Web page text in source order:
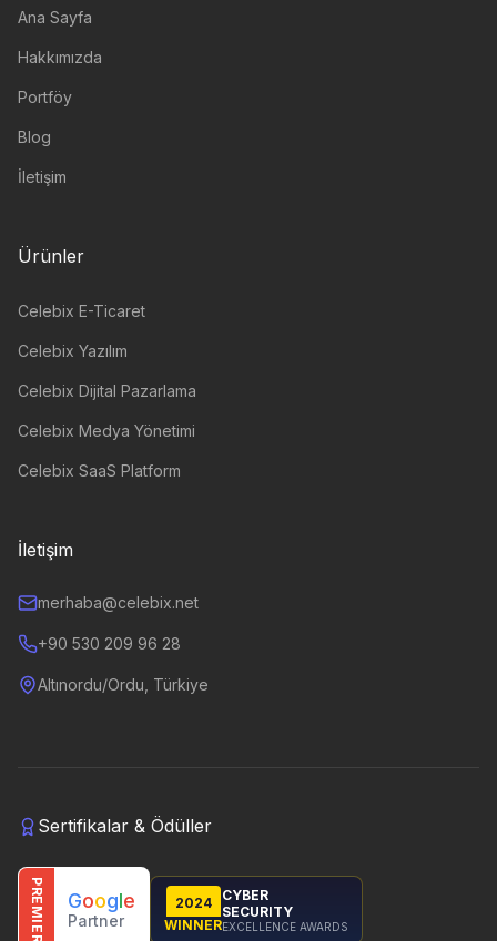
Ana Sayfa
Hakkımızda
Portföy
Blog
İletişim
Ürünler
Celebix E-Ticaret
Celebix Yazılım
Celebix Dijital Pazarlama
Celebix Medya Yönetimi
Celebix SaaS Platform
İletişim
merhaba@celebix.net
+90 530 209 96 28
Altınordu/Ordu, Türkiye
Sertifikalar & Ödüller
PREMIER Google
Partner
2024
WINNER
CYBER
SECURITY
EXCELLENCE AWARDS